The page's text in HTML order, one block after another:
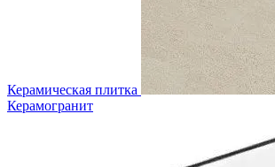
Керамическая плитка
Керамогранит